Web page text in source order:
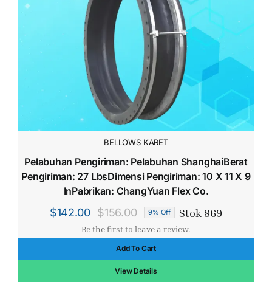
Dapatkan
BELLOWS KARET
Pelabuhan Pengiriman: Pelabuhan ShanghaiBerat
Pengiriman: 27 LbsDimensi Pengiriman: 10 X 11 X 9
InPabrikan: ChangYuan Flex Co.
$156.00
Harga
aslinya
adalah:
$156.00.
$142.00
Harga
saat
ini
adalah:
$142.00.
9% Off Stok 869
Be the first to leave a review.
Add To Cart
View Details